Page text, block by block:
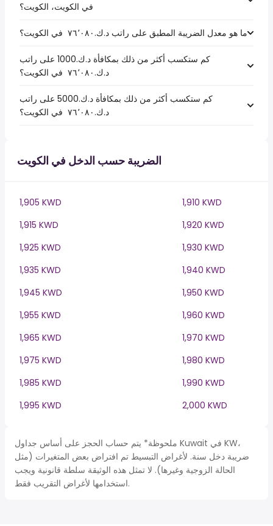
في الكويت، الكويت؟
ما هو معدل الضريبة المطبق على راتب د.ك.‏٧٦٬٠٨٠ ‏ في الكويت؟
كم ستكسب أكثر من ذلك بمكافأة د.ك.1000 على راتب
د.ك.‏٧٦٬٠٨٠ ‏ في الكويت؟
كم ستكسب أكثر من ذلك بمكافأة د.ك.5000 على راتب
د.ك.‏٧٦٬٠٨٠ ‏ في الكويت؟
الضريبة حسب الدخل في الكويت
1,905 KWD
1,910 KWD
1,915 KWD
1,920 KWD
1,925 KWD
1,930 KWD
1,935 KWD
1,940 KWD
1,945 KWD
1,950 KWD
1,955 KWD
1,960 KWD
1,965 KWD
1,970 KWD
1,975 KWD
1,980 KWD
1,985 KWD
1,990 KWD
1,995 KWD
2,000 KWD
ملحوظة* يتم حساب الحجز على أساس جداول Kuwait في KW،
ضريبة دخل سنة. لأغراض التبسيط تم افتراض بعض المتغيرات (مثل
الحالة الزوجية وغيرها). لا تمثل هذه الوثيقة سلطة قانونية ويجب
استخدامها لأغراض التقريب فقط.